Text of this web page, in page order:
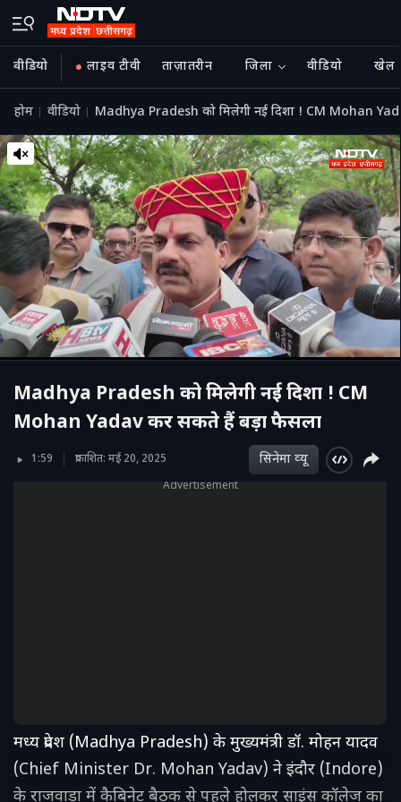
वीडियो लाइव टीवी ताज़ातरीन जिला वीडियो खेल
होम वीडियो Madhya Pradesh को मिलेगी नई दिशा ! CM Mohan
Madhya Pradesh को मिलेगी नई दिशा ! CM
Mohan Yadav कर सकते हैं बड़ा फैसला
1:59 प्रकाशित: मई 20, 2025 सिनेमा व्‍यू
Advertisement
मध्य प्रदेश (Madhya Pradesh) के मुख्यमंत्री डॉ. मोहन यादव
(Chief Minister Dr. Mohan Yadav) ने इंदौर (Indore)
के राजवाड़ा में कैबिनेट बैठक से पहले होलकर साइंस कॉलेज का